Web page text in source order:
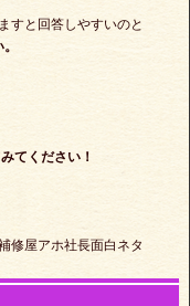
すと回答しやすいのと
さい！
修屋アホ社長面白ネタ